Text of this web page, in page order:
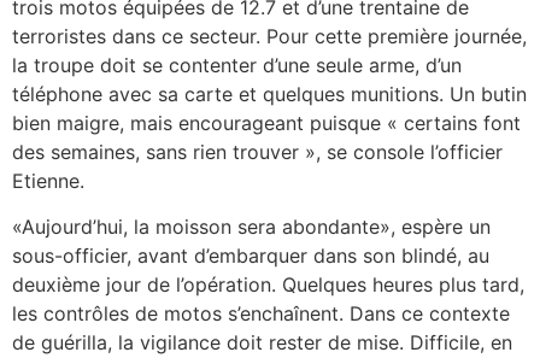
trois motos équipées de 12.7 et d’une trentaine de
terroristes dans ce secteur. Pour cette première journée,
la troupe doit se contenter d’une seule arme, d’un
téléphone avec sa carte et quelques munitions. Un butin
bien maigre, mais encourageant puisque « certains font
des semaines, sans rien trouver », se console l’officier
Etienne.
«Aujourd’hui, la moisson sera abondante», espère un
sous-officier, avant d’embarquer dans son blindé, au
deuxième jour de l’opération. Quelques heures plus tard,
les contrôles de motos s’enchaînent. Dans ce contexte
de guérilla, la vigilance doit rester de mise. Difficile, en